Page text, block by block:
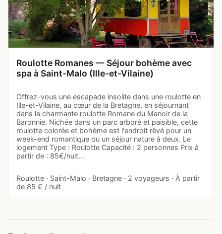
Roulotte Romanes — Séjour bohème avec
spa à Saint-Malo (Ille-et-Vilaine)
Offrez-vous une escapade insolite dans une roulotte en
Ille-et-Vilaine, au cœur de la Bretagne, en séjournant
dans la charmante roulotte Romane du Manoir de la
Baronnie. Nichée dans un parc arboré et paisible, cette
roulotte colorée et bohème est l'endroit rêvé pour un
week-end romantique ou un séjour nature à deux. Le
logement Type : Roulotte Capacité : 2 personnes Prix à
partir de : 85€/nuit…
Roulotte · Saint-Malo · Bretagne · 2 voyageurs · À partir
de 85 € / nuit